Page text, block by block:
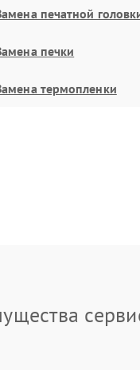
печатной
печки
термопленки